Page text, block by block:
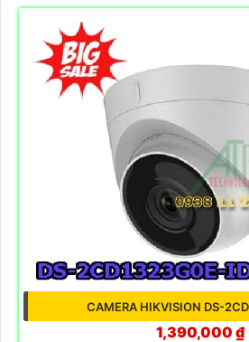
CAMERA HIKVISION DS-
1,390,000 ₫